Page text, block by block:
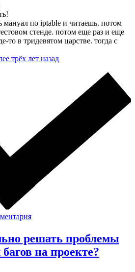
мануал по iptable и читаешь. потом
стенде. потом еще раз и еще
то в тридевятом царстве. тогда с
трёх лет назад
решать проблемы
на проекте?